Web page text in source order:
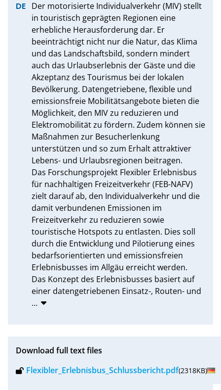
Der motorisierte Individualverkehr (MIV) stellt
in touristisch geprägten Regionen eine
erhebliche Herausforderung dar. Er
beeinträchtigt nicht nur die Natur, das Klima
und das Landschaftsbild, sondern mindert
auch das Urlaubserlebnis der Gäste und die
Akzeptanz des Tourismus bei der lokalen
Bevölkerung. Datengetriebene, flexible und
emissionsfreie Mobilitätsangebote bieten die
Möglichkeit, den MIV zu reduzieren und
Elektromobilität zu fördern. Zudem können sie
Maßnahmen zur Besucherlenkung
unterstützen und so zum Erhalt attraktiver
Lebens- und Urlaubsregionen beitragen.
Das Forschungsprojekt Flexibler Erlebnisbus
für nachhaltigen Freizeitverkehr (FEB-NAFV)
zielt darauf ab, den Individualverkehr und die
damit verbundenen Emissionen im
Freizeitverkehr zu reduzieren sowie
touristische Hotspots zu entlasten. Dies soll
durch die Entwicklung und Pilotierung eines
bedarfsorientierten und emissionsfreien
Erlebnisbusses im Allgäu erreicht werden.
Das Konzept des Erlebnisbusses basiert auf
einer datengetriebenen Einsatz-, Routen- und
…
Download full text files
Flexibler_Erlebnisbus_Schlussbericht.pdf(2318KB)